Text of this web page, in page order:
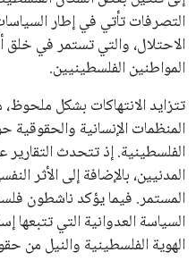
التصرفات تأتي في إطار
الاحتلال، والتي تستمر في
المواطنين الفلسطينيين.
تتزايد الانتهاكات بشكل
المنظمات الإنسانية
الفلسطينية. إذ تتحدث
المدنيين، بالإضافة إلى الأثر
المستمر. فيما يؤكد ناشطون
السياسة العدوانية التي
الهوية الفلسطينية والنيل من